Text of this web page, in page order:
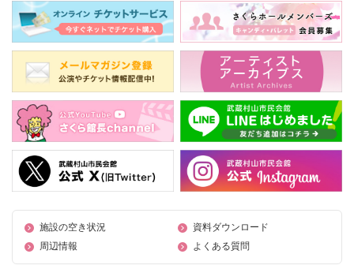
施設の空き状況
資料ダウンロード
周辺情報
よくある質問